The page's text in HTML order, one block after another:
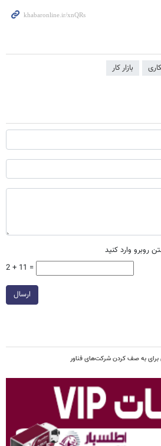
بازار کار
روبرو وارد کنید
2 + 11 =
ارسال
به صف کردن شرکت‌های فناور